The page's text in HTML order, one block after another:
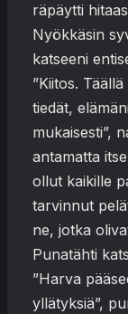
räpäytti
Nyökkäsin
katseeni
”Kiitos.
tiedät,
mukaisesti”,
antamatta
ollut kaikille
tarvinnut
ne, jotka
Punatähti
”Harva
yllätyksiä”,